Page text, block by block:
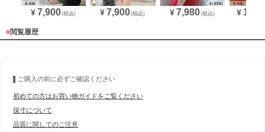
¥ 7,900(税込) ¥ 7,900(税込) ¥7,980(税込) ¥
■閲覧履歴
ご購入の前に必ずご確認ください
初めての方はお買い物ガイドをご覧ください
採寸について
品質に関してのご注意